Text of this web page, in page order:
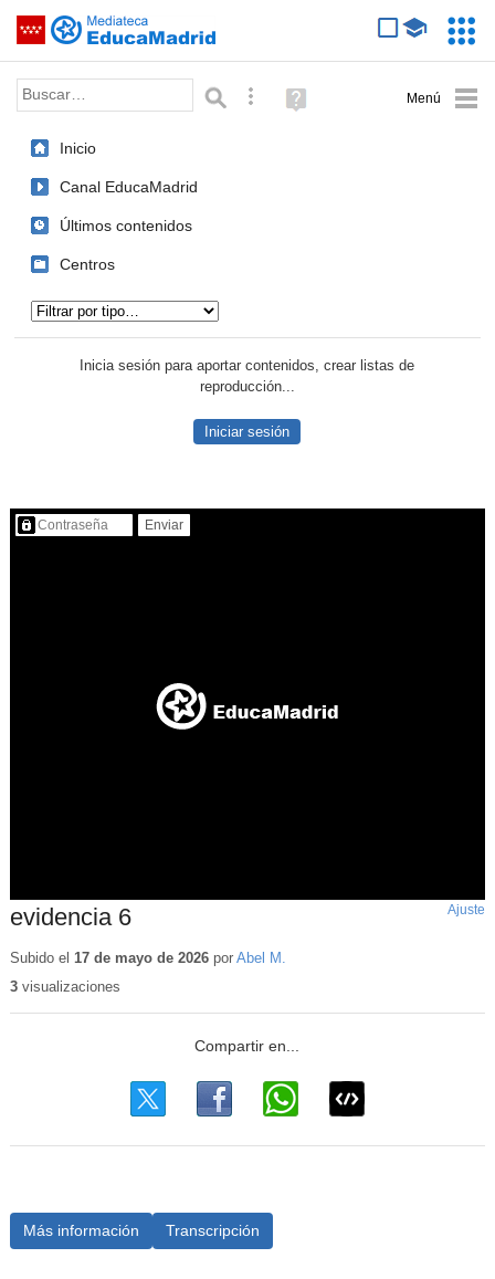
Saltar navegación
Palabra o frase: Búsqueda avanzada
Ayuda
(en
Inicio
Canal EducaMadrid
Últimos contenidos
Centros
Inicia sesión para aportar contenidos, crear listas de
reproducción...
Iniciar sesión
Contenido protegido…
evidencia 6 Ajuste
Subido el 17 de mayo de 2026por Abel M.
3visualizaciones
Más información Transcripción